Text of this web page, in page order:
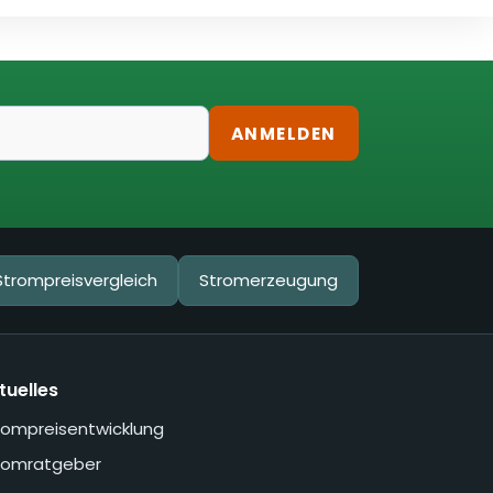
ANMELDEN
Stromerzeugung